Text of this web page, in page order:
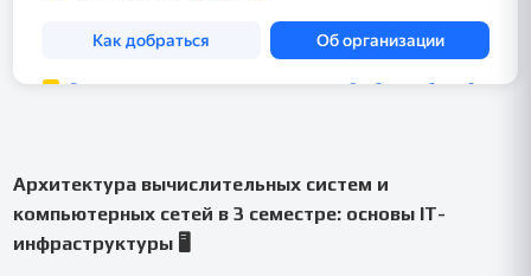
Архитектура вычислительных систем и
компьютерных сетей в 3 семестре: основы IT-
инфраструктуры 🖥️